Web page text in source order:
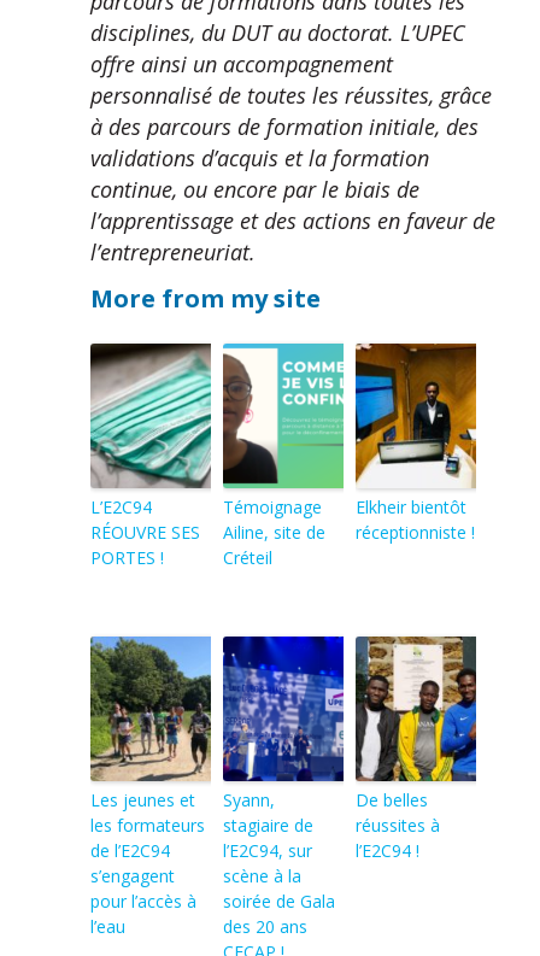
disciplines, du DUT au doctorat. L’UPEC
offre ainsi un accompagnement
personnalisé de toutes les réussites, grâce
à des parcours de formation initiale, des
validations d’acquis et la formation
continue, ou encore par le biais de
l’apprentissage et des actions en faveur de
l’entrepreneuriat.
More from my site
L’E2C94
RÉOUVRE SES
PORTES !
Témoignage
Ailine, site de
Créteil
Elkheir bientôt
réceptionniste !
Les jeunes et
les formateurs
de l’E2C94
s’engagent
pour l’accès à
l’eau
Syann,
stagiaire de
l’E2C94, sur
scène à la
soirée de Gala
des 20 ans
CECAP !
De belles
réussites à
l’E2C94 !